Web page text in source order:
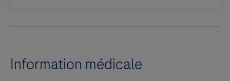
Information médicale